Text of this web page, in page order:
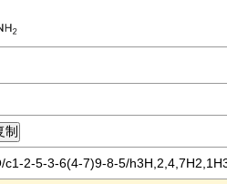
c1-2-5-3-6(4-7)9-8-5/